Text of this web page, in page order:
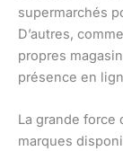
supermarchés
D’autres, comme
propres
présence en
La grande force
marques